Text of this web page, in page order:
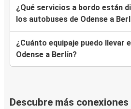
¿Qué servicios a bordo están
los autobuses de Odense a
¿Cuánto equipaje puedo llevar
Odense a Berlín?
Descubre más